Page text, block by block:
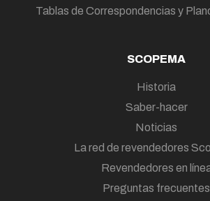
Tablas de Correspondencias y
SCOPEMA
Historia
Saber-hacer
Noticias
La red de revendedores
Revendedores en
Preguntas frecuentes